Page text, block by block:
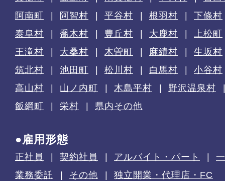
阿南町
阿智村 平谷村 根羽村
下條村
泰阜村
喬木村 豊丘村 大鹿村
上松町
王滝村
大桑村 木曽町 麻績村
生坂村
筑北村
池田町 松川村 白馬村
小谷村
高山村
山ノ内町 木島平村
野沢温泉村
飯綱町
栄村 県内その他
●雇用形態
正社員 契約社員 アルバイト・パート
業務委託
その他 独立開業・代理店・FC